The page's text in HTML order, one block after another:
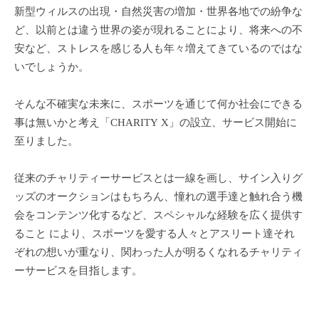
新型ウィルスの出現・自然災害の増加・世界各地での紛争な
ど、以前とは違う世界の姿が現れることにより、将来への不
安など、ストレスを感じる人も年々増えてきているのではな
いでしょうか。
そんな不確実な未来に、スポーツを通じて何か社会にできる
事は無いかと考え「CHARITY X」の設立、サービス開始に
至りました。
従来のチャリティーサービスとは一線を画し、サイン入りグ
ッズのオークションはもちろん、憧れの選手達と触れ合う機
会をコンテンツ化するなど、スペシャルな経験を広く提供す
ること により、スポーツを愛する人々とアスリート達それ
ぞれの想いが重なり、関わった人が明るくなれるチャリティ
ーサービスを目指します。